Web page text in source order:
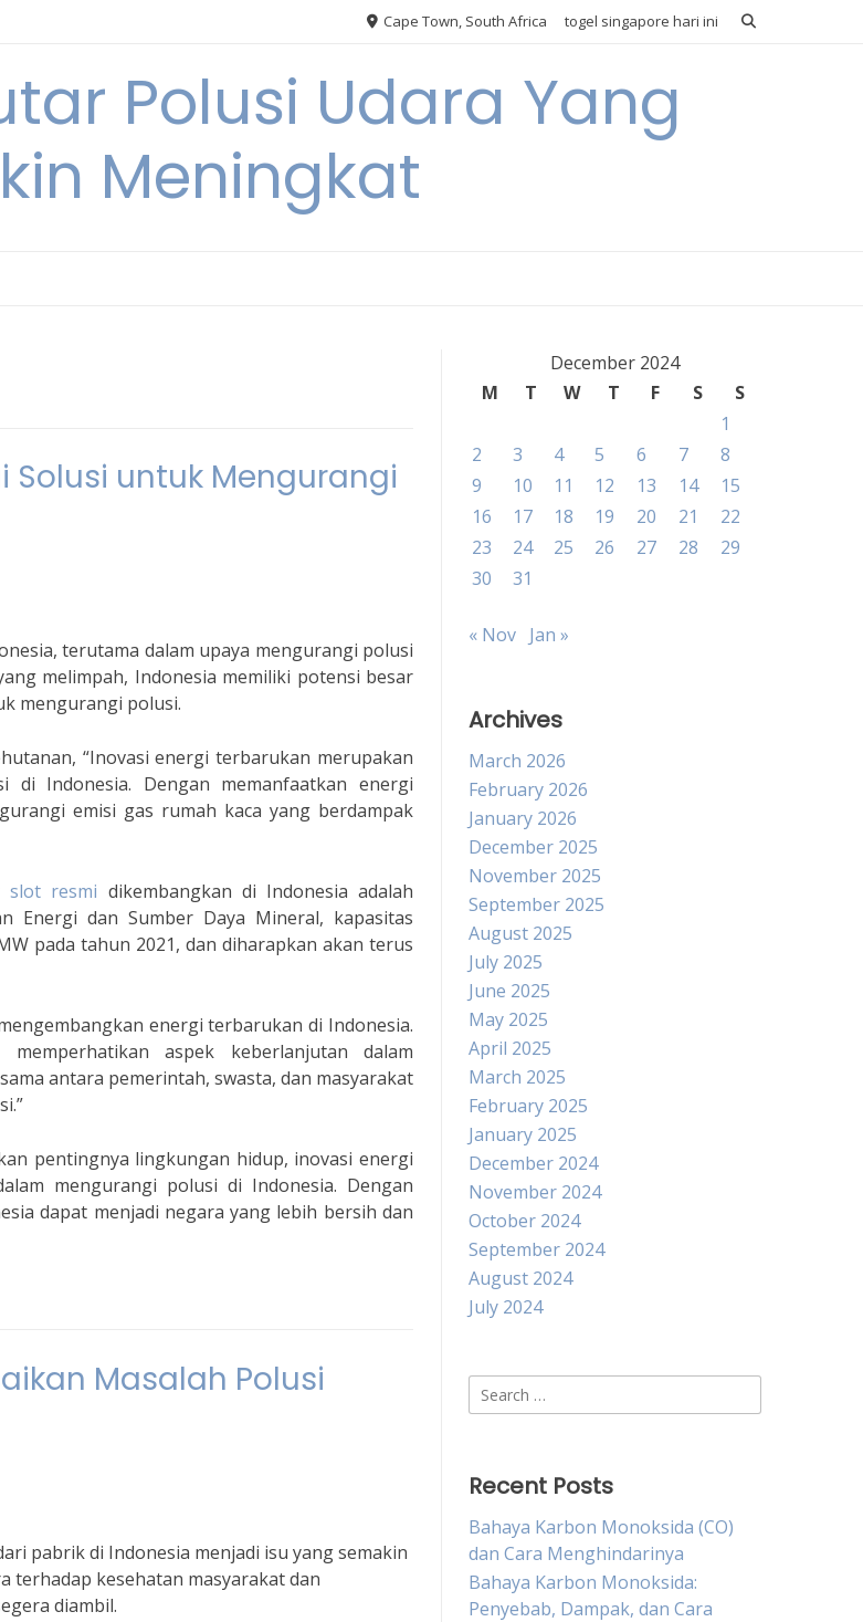
Cape Town, South Africa togel singapore hari ini
Polusi Udara Yang
Meningkat
Solusi untuk Mengurangi
terutama dalam upaya mengurangi polusi
melimpah, Indonesia memiliki potensi besar
mengurangi polusi.
“Inovasi energi terbarukan merupakan
di Indonesia. Dengan memanfaatkan energi
emisi gas rumah kaca yang berdampak
slot resmi dikembangkan di Indonesia adalah
Energi dan Sumber Daya Mineral, kapasitas
pada tahun 2021, dan diharapkan akan terus
energi terbarukan di Indonesia.
aspek keberlanjutan dalam
antara pemerintah, swasta, dan masyarakat
pentingnya lingkungan hidup, inovasi energi
mengurangi polusi di Indonesia. Dengan
dapat menjadi negara yang lebih bersih dan
Masalah Polusi
pabrik di Indonesia menjadi isu yang semakin
terhadap kesehatan masyarakat dan
diambil.
December 2024
M
T W T F S
S
1
2
3 4 5 6 7
8
9
10 11 12 13 14
15
16
17 18 19 20 21
22
23
24 25 26 27 28
29
30
31
« Nov Jan »
Archives
March 2026
February 2026
January 2026
December 2025
November 2025
September 2025
August 2025
July 2025
June 2025
May 2025
April 2025
March 2025
February 2025
January 2025
December 2024
November 2024
October 2024
September 2024
August 2024
July 2024
Search
for:
Recent Posts
Bahaya Karbon Monoksida (CO)
dan Cara Menghindarinya
Bahaya Karbon Monoksida:
Penyebab, Dampak, dan Cara